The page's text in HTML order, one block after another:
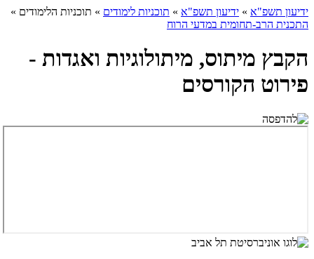
ידיעון תשפ"א » ידיעון תשפ"א » תוכניות לימודים » תוכניות הלימודים »
התכנית הרב-תחומית במדעי הרוח
הקבץ מיתוס, מיתולוגיות ואגדות -
פירוט הקורסים